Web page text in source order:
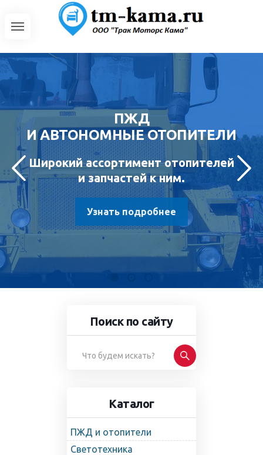
ПЖД
И АВТОНОМНЫЕ ОТОПИТЕЛИ
Широкий ассортимент отопителей
и запчастей к ним.
Узнать подробнее
Поиск по сайту
Каталог
ПЖД и отопители
Светотехника